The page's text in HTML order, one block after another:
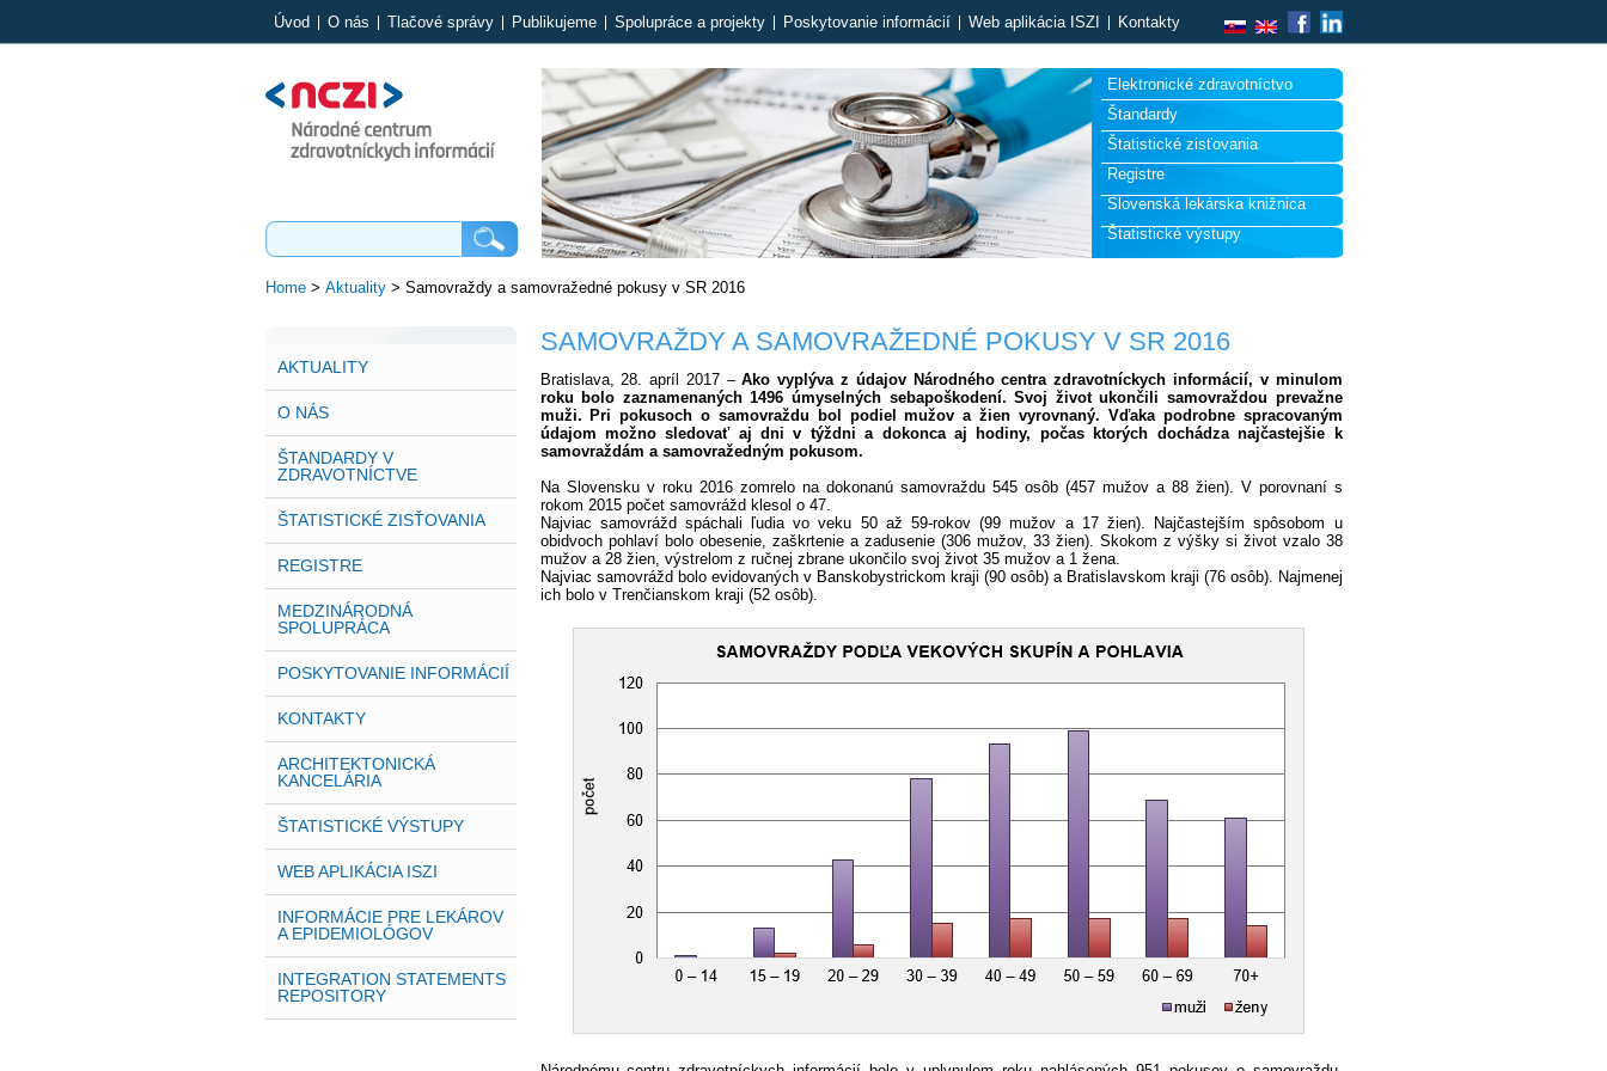
Úvod O nás Tlačové správy Publikujeme Spolupráce a projekty Poskytovanie informácií Web aplikácia ISZI Kontakty
Elektronické zdravotníctvo
Štandardy
Štatistické zisťovania
Registre
Slovenská lekárska knižnica
Štatistické výstupy
Home> Aktuality> Samovraždy a samovražedné pokusy v SR 2016
AKTUALITY
O NÁS
ŠTANDARDY V
ZDRAVOTNÍCTVE
ŠTATISTICKÉ ZISŤOVANIA
REGISTRE
MEDZINÁRODNÁ
SPOLUPRÁCA
POSKYTOVANIE INFORMÁCIÍ
KONTAKTY
ARCHITEKTONICKÁ
KANCELÁRIA
ŠTATISTICKÉ VÝSTUPY
WEB APLIKÁCIA ISZI
INFORMÁCIE PRE LEKÁROV
A EPIDEMIOLÓGOV
INTEGRATION STATEMENTS
REPOSITORY
SAMOVRAŽDY A SAMOVRAŽEDNÉ POKUSY V SR 2016
Bratislava, 28. apríl 2017 –Ako vyplýva z údajov Národného centra zdravotníckych informácií, v minulom
roku bolo zaznamenaných 1496 úmyselných sebapoškodení. Svoj život ukončili samovraždou prevažne
muži. Pri pokusoch o samovraždu bol podiel mužov a žien vyrovnaný. Vďaka podrobne spracovaným
údajom možno sledovať aj dni v týždni a dokonca aj hodiny, počas ktorých dochádza najčastejšie k
samovraždám a samovražedným pokusom.
Na Slovensku v roku 2016 zomrelo na dokonanú samovraždu 545 osôb (457 mužov a 88 žien). V porovnaní s
rokom 2015 počet samovrážd klesol o 47.
Najviac samovrážd spáchali ľudia vo veku 50 až 59-rokov (99 mužov a 17 žien). Najčastejším spôsobom u
obidvoch pohlaví bolo obesenie, zaškrtenie a zadusenie (306 mužov, 33 žien). Skokom z výšky si život vzalo 38
mužov a 28 žien, výstrelom z ručnej zbrane ukončilo svoj život 35 mužov a 1 žena.
Najviac samovrážd bolo evidovaných v Banskobystrickom kraji (90 osôb) a Bratislavskom kraji (76 osôb). Najmenej
ich bolo v Trenčianskom kraji (52 osôb).